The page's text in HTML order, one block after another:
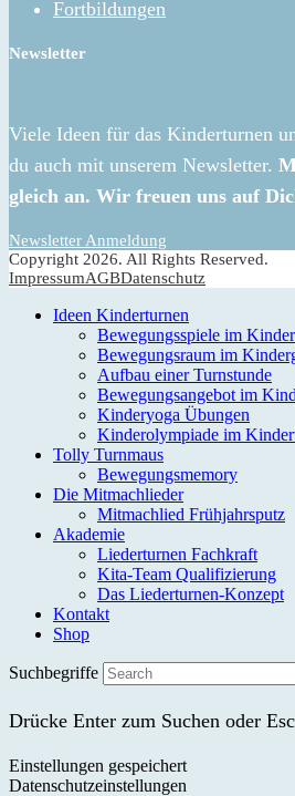
Fortbildungen
Newsletter
Viele Ideen für das Kinderturnen
du auch mit unserem Newsletter.
gleich an. Wir freuen uns auf
Newsletter Anmeldung
Copyright 2026. All Rights Reserved.
ImpressumAGBDatenschutz
Ideen Kinderturnen
Bewegungsspiele im
Bewegungsraum im
Aufbau einer Turnstunde
Bewegungsangebot im
Kinderyoga Übungen
Kinderolympiade im
Tolly Turnmaus
Bewegungsmemory
Die Mitmachlieder
Mitmachlied Frühjahrsputz
Akademie
Liederturnen Fachkraft
Kita-Team Qualifizierung
Das Liederturnen-Konzept
Kontakt
Shop
Suchbegriffe
Drücke Enter zum Suchen oder
Einstellungen gespeichert
Datenschutzeinstellungen